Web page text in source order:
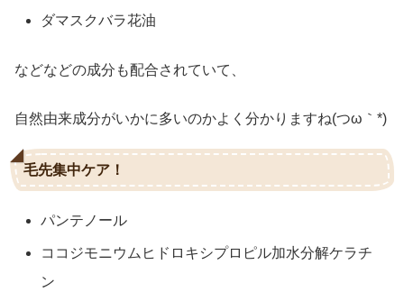
ダマスクバラ花油
などなどの成分も配合されていて、
自然由来成分がいかに多いのかよく分かりますね(つω｀*)
毛先集中ケア！
パンテノール
ココジモニウムヒドロキシプロピル加水分解ケラチ
ン